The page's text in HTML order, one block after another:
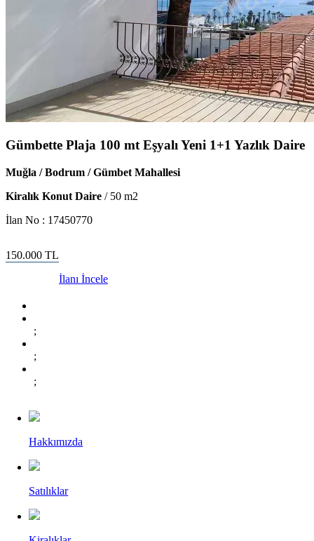
Gümbette Plaja 100 mt Eşyalı Yeni 1+1 Yazlık Daire
Muğla / Bodrum / Gümbet Mahallesi
Kiralık Konut Daire / 50 m2
İlan No : 17450770
150.000 TL
İlanı İncele
;
;
;
Hakkımızda
Satılıklar